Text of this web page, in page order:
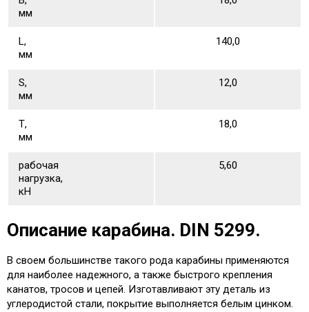
мм
L,
мм
140,0
S,
мм
12,0
Т,
мм
18,0
рабочая
нагрузка,
кН
5,60
Описание карабина. DIN 5299.
В своем большинстве такого рода карабины применяются
для наиболее надежного, а также быстрого крепления
канатов, тросов и цепей. Изготавливают эту деталь из
углеродистой стали, покрытие выполняется белым цинком.